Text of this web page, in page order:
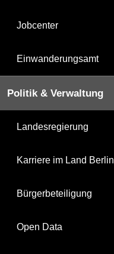
Jobcenter
Einwanderungsamt
Politik & Verwaltung
Landesregierung
Karriere im Land Berlin
Bürgerbeteiligung
Open Data